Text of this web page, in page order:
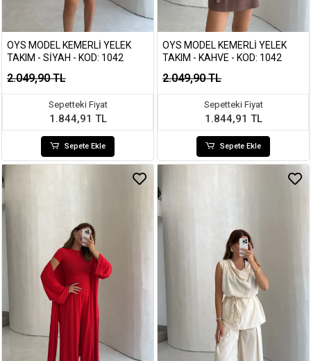
OYS MODEL KEMERLI YELEK
TAKIM - SIYAH - KOD: 1042
2.049,90 TL
Sepetteki Fiyat
1.844,91 TL
Sepete Ekle
OYS MODEL KEMERLI YELEK
TAKIM - KAHVE - KOD: 1042
2.049,90 TL
Sepetteki Fiyat
1.844,91 TL
Sepete Ekle